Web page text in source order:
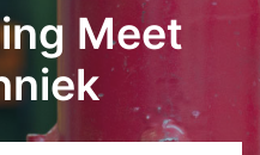
Meet